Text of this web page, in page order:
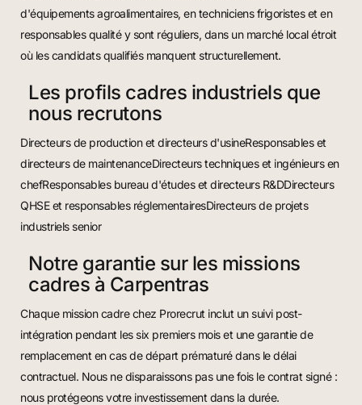
d'équipements agroalimentaires, en techniciens frigoristes et en
responsables qualité y sont réguliers, dans un marché local étroit
où les candidats qualifiés manquent structurellement.
Les profils cadres industriels que
nous recrutons
Directeurs de production et directeurs d'usineResponsables et
directeurs de maintenanceDirecteurs techniques et ingénieurs en
chefResponsables bureau d'études et directeurs R&DDirecteurs
QHSE et responsables réglementairesDirecteurs de projets
industriels senior
Notre garantie sur les missions
cadres à Carpentras
Chaque mission cadre chez Prorecrut inclut un suivi post-
intégration pendant les six premiers mois et une garantie de
remplacement en cas de départ prématuré dans le délai
contractuel. Nous ne disparaissons pas une fois le contrat signé :
nous protégeons votre investissement dans la durée.